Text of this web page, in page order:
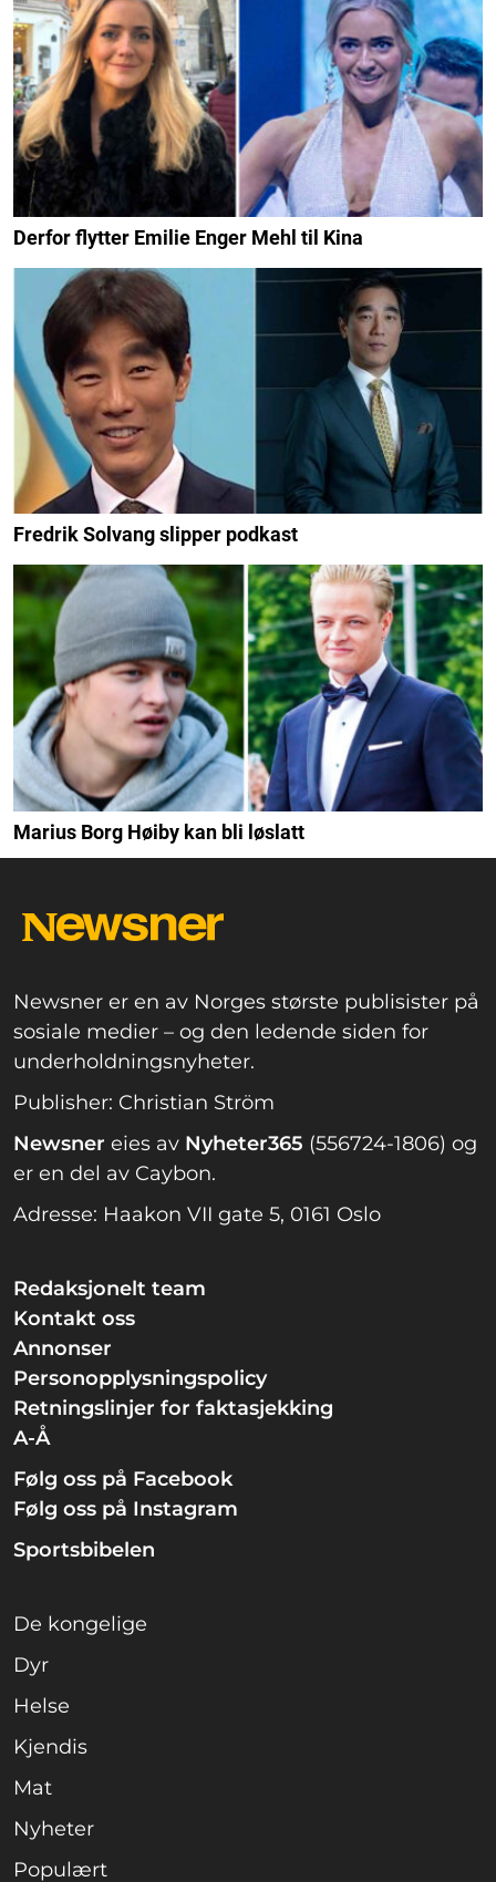
Derfor flytter Emilie Enger Mehl til Kina
Fredrik Solvang slipper podkast
Marius Borg Høiby kan bli løslatt
Newsner er en av Norges største publisister på
sosiale medier – og den ledende siden for
underholdningsnyheter.
Publisher: Christian Ström
Newsner eies av Nyheter365 (556724-1806) og
er en del av Caybon.
Adresse: Haakon VII gate 5, 0161 Oslo
Redaksjonelt team
Kontakt oss
Annonser
Personopplysningspolicy
Retningslinjer for faktasjekking
A-Å
Følg oss på Facebook
Følg oss på Instagram
Sportsbibelen
De kongelige
Dyr
Helse
Kjendis
Mat
Nyheter
Populært